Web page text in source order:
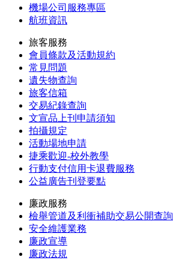
機場公司服務專區
航班資訊
旅客服務
會員條款及活動規約
常見問題
遺失物查詢
旅客信箱
交易紀錄查詢
文宣品上刊申請須知
拍攝規定
活動場地申請
捷乘歡迎-校外教學
行動支付信用卡退費服務
公益廣告刊登要點
廉政服務
檢舉管道及利衝補助交易公開查詢
安全維護業務
廉政宣導
廉政法規